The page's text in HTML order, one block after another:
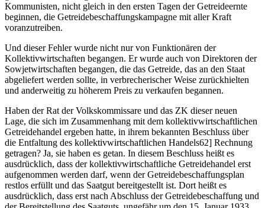
Kommunisten, nicht gleich in den ersten Tagen der Getreideernte
beginnen, die Getreidebeschaffungskampagne mit aller Kraft
voranzutreiben.
Und dieser Fehler wurde nicht nur von Funktionären der
Kollektivwirtschaften begangen. Er wurde auch von Direktoren der
Sowjetwirtschaften begangen, die das Getreide, das an den Staat
abgeliefert werden sollte, in verbrecherischer Weise zurückhielten
und anderweitig zu höherem Preis zu verkaufen begannen.
Haben der Rat der Volkskommissare und das ZK dieser neuen
Lage, die sich im Zusammenhang mit dem kollektivwirtschaftlichen
Getreidehandel ergeben hatte, in ihrem bekannten Beschluss über
die Entfaltung des kollektivwirtschaftlichen Handels62] Rechnung
getragen? Ja, sie haben es getan. In diesem Beschluss heißt es
ausdrücklich, dass der kollektivwirtschaftliche Getreidehandel erst
aufgenommen werden darf, wenn der Getreidebeschaffungsplan
restlos erfüllt und das Saatgut bereitgestellt ist. Dort heißt es
ausdrücklich, dass erst nach Abschluss der Getreidebeschaffung und